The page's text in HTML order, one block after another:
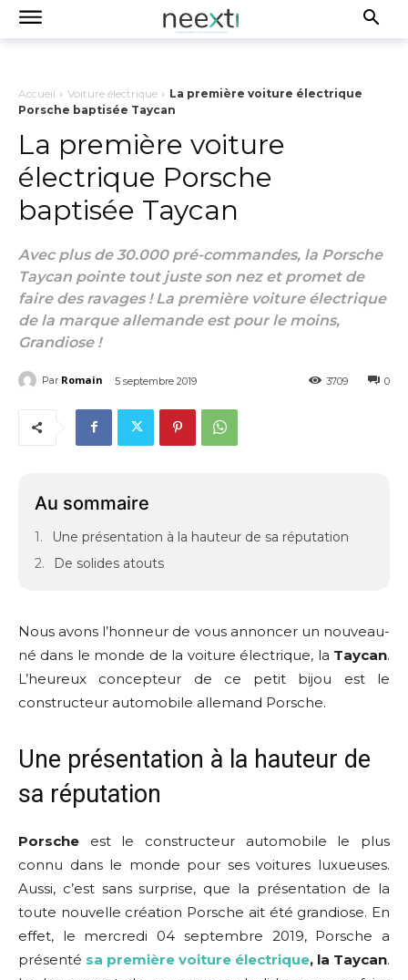
Accueil Voiture électrique
La première voiture électrique
Porsche baptisée Taycan
La première voiture
électrique Porsche
baptisée Taycan
Avec plus de 30.000 pré-commandes, la Porsche
Taycan pointe tout juste son nez et promet de
faire des ravages ! La première voiture électrique
de la marque allemande est pour le moins,
Grandiose !
Par Romain 5 septembre 2019 0
3709
Au sommaire
Une présentation à la hauteur de sa réputation
De solides atouts
Nous avons l’honneur de vous annoncer un nouveau-
né dans le monde de la voiture électrique, la Taycan.
L’heureux concepteur de ce petit bijou est le
constructeur automobile allemand Porsche.
Une présentation à la hauteur de
sa réputation
Porsche est le constructeur automobile le plus
connu dans le monde pour ses voitures luxueuses.
Aussi, c’est sans surprise, que la présentation de la
toute nouvelle création Porsche ait été grandiose. En
effet, le mercredi 04 septembre 2019, Porsche a
présenté sa première voiture électrique, la Taycan.